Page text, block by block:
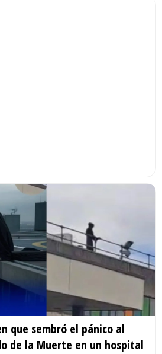
que sembró el pánico al
de la Muerte en un hospital